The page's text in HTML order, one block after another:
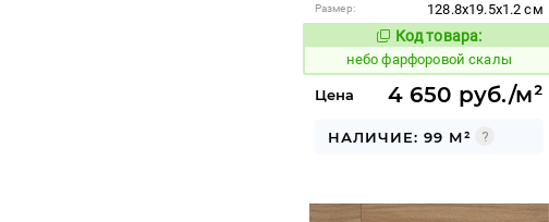
Размер:
128.8x19.5x1.2 см
Код товара:
1123341 Код товара:
небо фарфоровой скалы
Цена 4 650 руб./м²
НАЛИЧИЕ: 99 М²